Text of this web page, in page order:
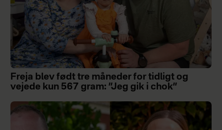
Freja blev født tre måneder for tidligt og
vejede kun 567 gram: ”Jeg gik i chok”